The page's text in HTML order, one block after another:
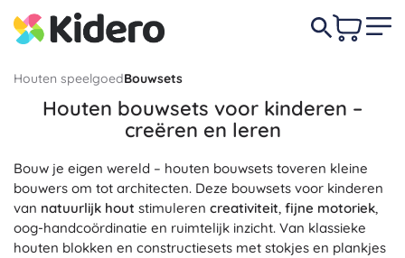
Houten speelgoedBouwsets
Houten bouwsets voor kinderen –
creëren en leren
Bouw je eigen wereld – houten bouwsets toveren kleine
bouwers om tot architecten. Deze bouwsets voor kinderen
van natuurlijk hout stimuleren creativiteit, fijne motoriek,
oog-handcoördinatie en ruimtelijk inzicht. Van klassieke
houten blokken en constructiesets met stokjes en plankjes